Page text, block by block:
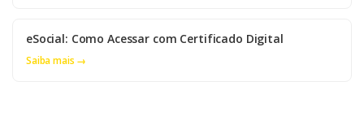
eSocial: Como Acessar com Certificado Digital
Saiba mais →